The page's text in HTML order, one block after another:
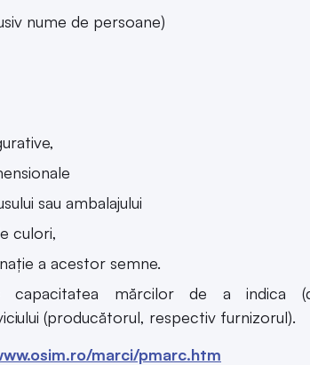
nume de persoane)
sau ambalajului
culori,
a acestor semne.
mărcilor de a indica
(producătorul, respectiv furnizorul).
marci/pmarc.htm